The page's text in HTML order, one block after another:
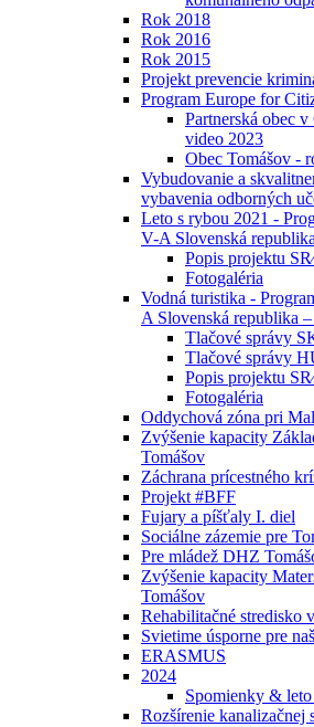
Rok 2018
Rok 2016
Rok 2015
Projekt prevencie
Program Europe for
Partnerská obec
video 2023
Obec Tomášov -
Vybudovanie a
vybavenia odborných
Leto s rybou 2021 -
V-A Slovenská
Popis projektu
Fotogaléria
Vodná turistika -
A Slovenská republika
Tlačové správy
Tlačové správy
Popis projektu
Fotogaléria
Oddychová zóna pri
Zvýšenie kapacity
Tomášov
Záchrana prícestného
Projekt #BFF
Fujary a píšťaly I. diel
Sociálne zázemie pre
Pre mládež DHZ
Zvýšenie kapacity
Tomášov
Rehabilitačné stredisko
Svietime úsporne pre
ERASMUS
2024
Spomienky &
Rozšírenie kanalizačnej